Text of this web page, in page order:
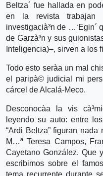
Beltza´ fue hallada en
en la revista trabajan
investigacià³n de …‘Egin´
de Garzà³n y sus
Inteligencia)–, sirven a
Todo esto serà­a un mal
el paripà© judicial mi
cárcel de Alcalá-Meco.
Desconocà­a la vis
leyendo su auto: entre
“Ardi Beltza” figuran
M…ª Teresa Campos,
Cayetano González. Que
escribimos sobre el
tema recurrente durante